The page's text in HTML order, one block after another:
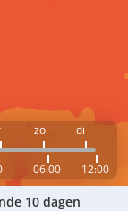
zo di
06:00 12:00
10 dagen